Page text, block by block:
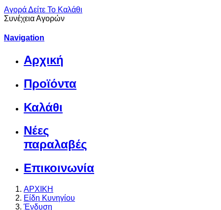
ΑγοράΔείτε Το Καλάθι
Συνέχεια Αγορών
Navigation
Αρχική
Προϊόντα
Καλάθι
Νέες
παραλαβές
Επικοινωνία
ΑΡΧΙΚΗ
Είδη Κυνηγίου
Ένδυση